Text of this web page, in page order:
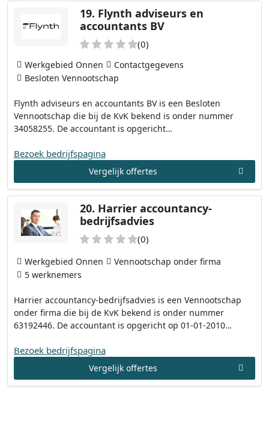
19. Flynth adviseurs en
accountants BV
(0)
Flynth adviseurs en accountants BV is een Besloten
Vennootschap die bij de KvK bekend is onder nummer
34058255. De accountant is opgericht…
Werkgebied Onnen
Contactgegevens
Besloten Vennootschap
Bezoek bedrijfspagina
Vergelijk offertes
20. Harrier accountancy-
bedrijfsadvies
(0)
Harrier accountancy-bedrijfsadvies is een Vennootschap
onder firma die bij de KvK bekend is onder nummer
63192446. De accountant is opgericht op 01-01-2010…
Werkgebied Onnen
Vennootschap onder firma
5 werknemers
Bezoek bedrijfspagina
Vergelijk offertes